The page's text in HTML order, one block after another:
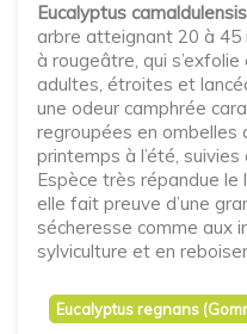
Eucalyptus camaldulensis
arbre atteignant 20 à 45
à rougeâtre, qui
adultes, étroites et
une odeur camphrée
regroupées en ombelles
printemps à l’été,
Espèce très répandue le
elle fait preuve d’une
sécheresse comme aux
sylviculture et en
Eucalyptus regnans